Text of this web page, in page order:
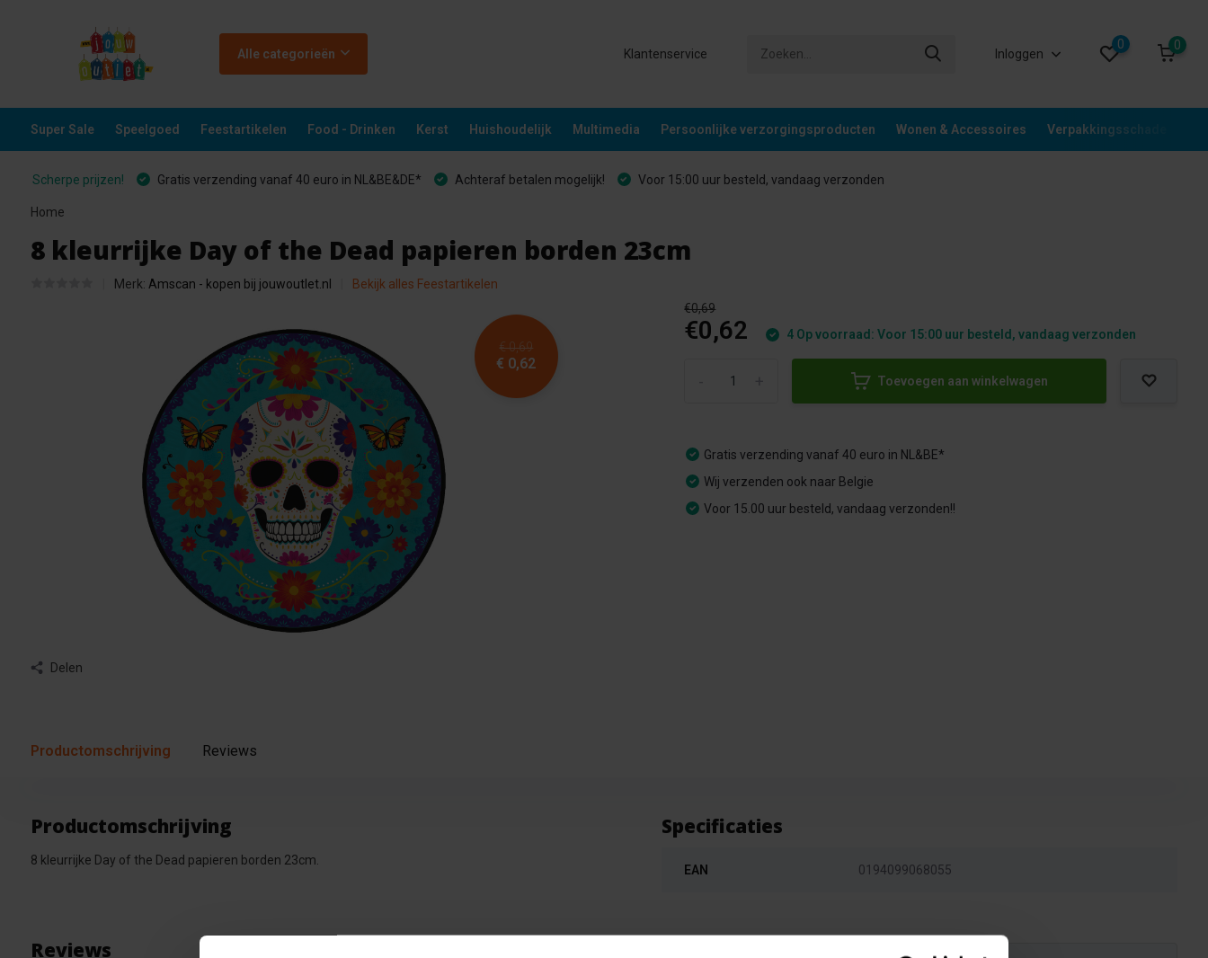
Alle categorieën Klantenservice Inloggen
0 0
Super Sale Speelgoed Feestartikelen Food - Drinken Kerst Huishoudelijk Multimedia Persoonlijke verzorgingsproducten Wonen & Accessoires Verpakkingsschade
Scherpe prijzen! Gratis verzending vanaf 40 euro in NL&BE&DE* Achteraf betalen mogelijk! Voor 15:00 uur besteld, vandaag verzonden
Home
8 kleurrijke Day of the Dead papieren borden 23cm
Merk: Amscan - kopen bij jouwoutlet.nl Bekijk alles Feestartikelen
€ 0,69
€ 0,62
Delen
€0,69
€0,62 4 Op voorraad: Voor 15:00 uur besteld, vandaag verzonden
Toevoegen aan winkelwagen
Gratis verzending vanaf 40 euro in NL&BE*
Wij verzenden ook naar Belgie
Voor 15.00 uur besteld, vandaag verzonden!!
Productomschrijving Reviews
Productomschrijving
8 kleurrijke Day of the Dead papieren borden 23cm.
Specificaties
EAN 0194099068055
Reviews